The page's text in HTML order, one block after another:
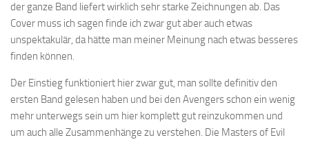
der ganze Band liefert wirklich sehr starke Zeichnungen ab. Das
Cover muss ich sagen finde ich zwar gut aber auch etwas
unspektakulär, da hätte man meiner Meinung nach etwas besseres
finden können.
Der Einstieg funktioniert hier zwar gut, man sollte definitiv den
ersten Band gelesen haben und bei den Avengers schon ein wenig
mehr unterwegs sein um hier komplett gut reinzukommen und
um auch alle Zusammenhänge zu verstehen. Die Masters of Evil